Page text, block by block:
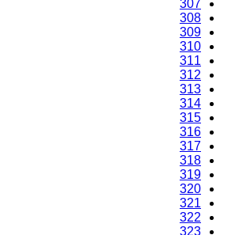
307
308
309
310
311
312
313
314
315
316
317
318
319
320
321
322
323